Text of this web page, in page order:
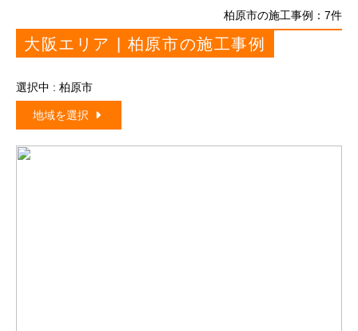
柏原市の施工事例： 7件
大阪エリア | 柏原市の施工事例
選択中 : 柏原市
地域を選択